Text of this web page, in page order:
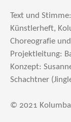
Text und
Künstlerheft,
Choreografie
Projektleitung:
Konzept:
Schachtner
© 2021